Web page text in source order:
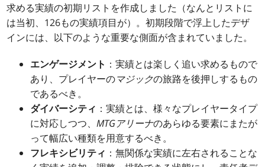
求める実績の初期リストを作成しました（なんとリストに
は当初、126もの実績項目が）。初期段階で浮上したデザ
インには、以下のような重要な側面が含まれていました。
エンゲージメント ：実績とは楽しく追い求めるもので
あり、プレイヤーのマジックの旅路を後押しするもの
であるべき。
ダイバーシティ ：実績とは、様々なプレイヤータイプ
に対応しつつ、MTGアリーナのあらゆる要素にまたが
って幅広い種類を用意するべき。
フレキシビリティ ：無関係な実績に左右されることな